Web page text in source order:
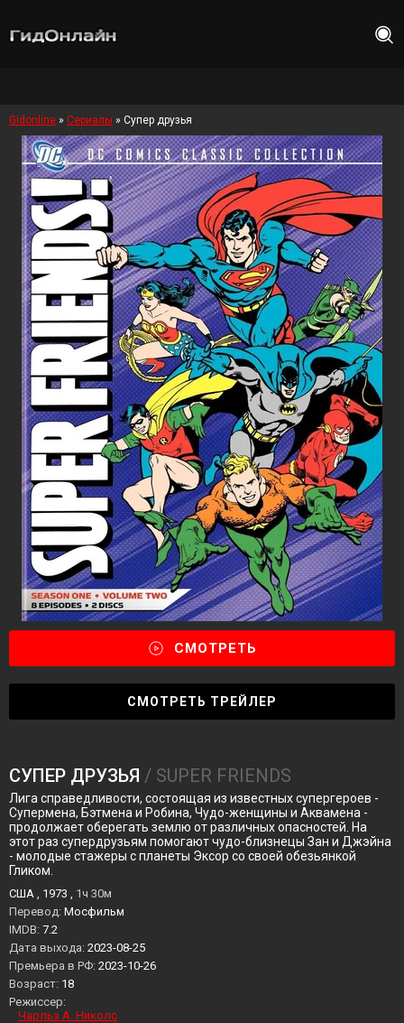
Gidonline » Сериалы » Супер друзья
СМОТРЕТЬ
СМОТРЕТЬ ТРЕЙЛЕР
СУПЕР ДРУЗЬЯ / SUPER FRIENDS
Лига справедливости, состоящая из известных супергероев -
Супермена, Бэтмена и Робина, Чудо-женщины и Аквамена -
продолжает оберегать землю от различных опасностей. На
этот раз супердрузьям помогают чудо-близнецы Зан и Джэйна
- молодые стажеры с планеты Эксор со своей обезьянкой
Гликом.
США , 1973 , 1ч 30м
Перевод: Мосфильм
IMDB: 7.2
Дата выхода: 2023-08-25
Премьера в РФ: 2023-10-26
Возраст: 18
Режиссер:
Чарльз А. Николс